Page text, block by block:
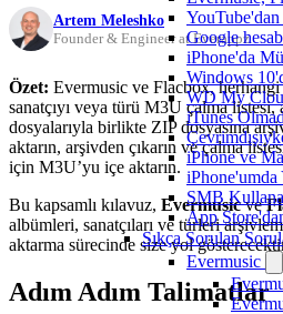
Google
iPhone'da
Windows
WD My
iTunes
iPhone ve
iPhone'umda
SMB
App
Sıkça Sorulan
Evermusic
Artem Meleshko
Founder & Engineer at Everappz
Özet: Evermusic ve Flacbox,
sanatçıyı veya türü M3U çalma listesi,
dosyalarıyla birlikte ZIP dosyasına
aktarın, arşivden çıkarın ve çalma
için M3U’yu içe aktarın.
Bu kapsamlı kılavuz, Evermusicve
albümleri, sanatçıları ve türleri
aktarma sürecinde size yol
Adım Adım Talimatlar